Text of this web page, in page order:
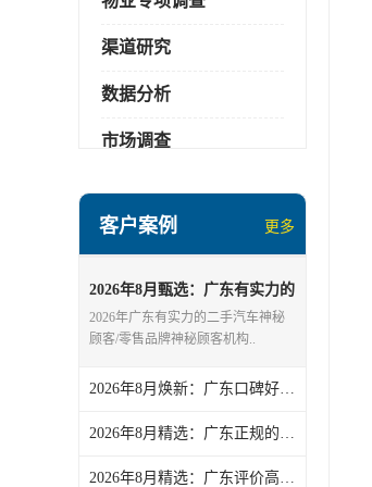
渠道研究
数据分析
市场调查
客户案例 更多
2026年8月甄选：广东有实力的
二手汽车神秘顾客/零售品牌神
秘顾客机构分析报告
2026年广东有实力的二手汽车神秘
顾客/零售品牌神秘顾客机构..
2026年8月焕新：广东口碑好的第三方/营商环境第三方评价企业分析报告
2026年8月精选：广东正规的消费者满意度调查/消费者满意度调查服务精选
2026年8月精选：广东评价高的银行网点神秘顾客/二手汽车神秘顾客机构力荐